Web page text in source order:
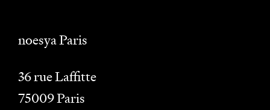
noesya Paris
36 rue Laffitte
75009Paris